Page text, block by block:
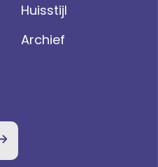
Huisstijl
Archief